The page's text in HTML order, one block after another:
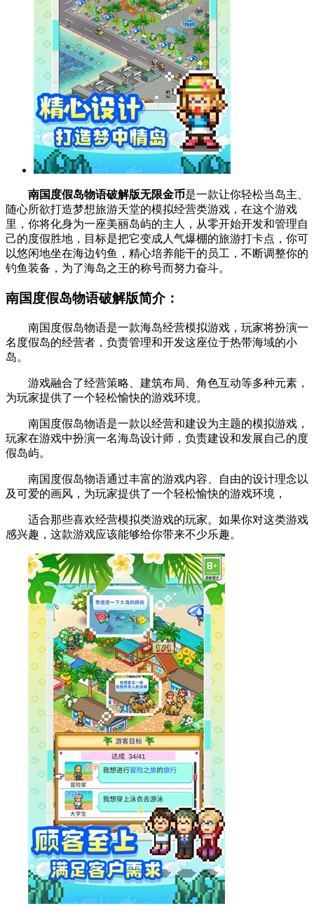
南国度假岛物语破解版无限金币是一款让你轻松当岛主、
随心所欲打造梦想旅游天堂的模拟经营类游戏，在这个游戏
里，你将化身为一座美丽岛屿的主人，从零开始开发和管理自
己的度假胜地，目标是把它变成人气爆棚的旅游打卡点，你可
以悠闲地坐在海边钓鱼，精心培养能干的员工，不断调整你的
钓鱼装备，为了海岛之王的称号而努力奋斗。
南国度假岛物语破解版简介：
南国度假岛物语是一款海岛经营模拟游戏，玩家将扮演一
名度假岛的经营者，负责管理和开发这座位于热带海域的小
岛。
游戏融合了经营策略、建筑布局、角色互动等多种元素，
为玩家提供了一个轻松愉快的游戏环境。
南国度假岛物语是一款以经营和建设为主题的模拟游戏，
玩家在游戏中扮演一名海岛设计师，负责建设和发展自己的度
假岛屿。
南国度假岛物语通过丰富的游戏内容、自由的设计理念以
及可爱的画风，为玩家提供了一个轻松愉快的游戏环境，
适合那些喜欢经营模拟类游戏的玩家。如果你对这类游戏
感兴趣，这款游戏应该能够给你带来不少乐趣。